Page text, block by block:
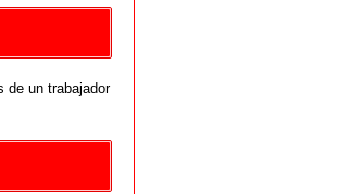
de un trabajador